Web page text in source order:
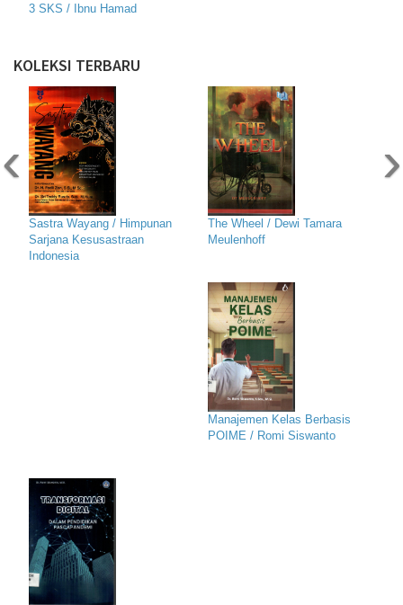
3 SKS / Ibnu Hamad
KOLEKSI TERBARU
Sastra Wayang / Himpunan
Sarjana Kesusastraan
Indonesia
The Wheel / Dewi Tamara
Meulenhoff
Manajemen Kelas Berbasis
POIME / Romi Siswanto
‹ ›